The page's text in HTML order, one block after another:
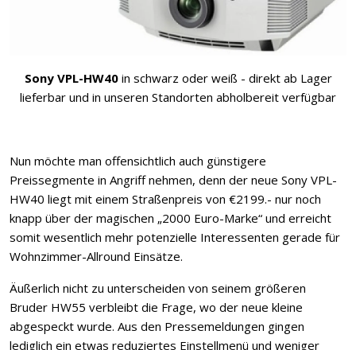
Sony VPL-HW40in schwarz oder weiß - direkt ab Lager
lieferbar und in unseren Standorten abholbereit verfügbar
Nun möchte man offensichtlich auch günstigere
Preissegmente in Angriff nehmen, denn der neue Sony VPL-
HW40 liegt mit einem Straßenpreis von €2199.- nur noch
knapp über der magischen „2000 Euro-Marke“ und erreicht
somit wesentlich mehr potenzielle Interessenten gerade für
Wohnzimmer-Allround Einsätze.
Äußerlich nicht zu unterscheiden von seinem größeren
Bruder HW55 verbleibt die Frage, wo der neue kleine
abgespeckt wurde. Aus den Pressemeldungen gingen
lediglich ein etwas reduziertes Einstellmenü und weniger